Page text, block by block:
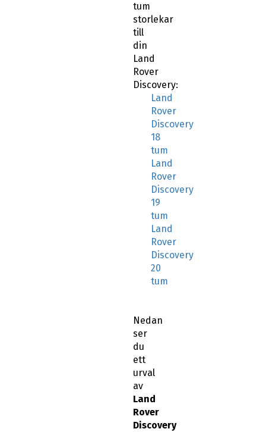
tum
storlekar
till
din
Land
Rover
Discovery:
Land
Rover
Discovery
18
tum
Land
Rover
Discovery
19
tum
Land
Rover
Discovery
20
tum
Nedan
ser
du
ett
urval
av
Land
Rover
Discovery